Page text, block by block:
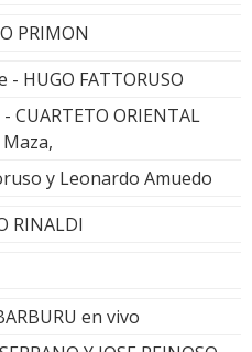
PRIMON
HUGO FATTORUSO
CUARTETO ORIENTAL
y Leonardo Amuedo
RINALDI
en vivo